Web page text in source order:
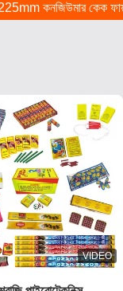
কনজিউমার কেক
VIDEO